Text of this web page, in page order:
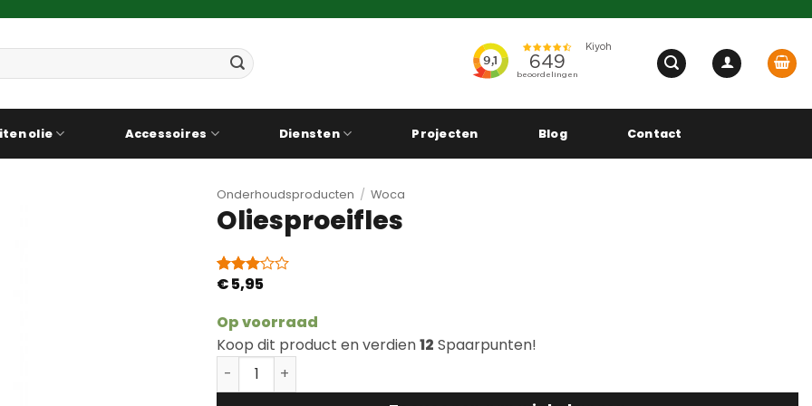
olie Accessoires Diensten Projecten Blog Contact
Onderhoudsproducten / Woca
Oliesproeifles
Gewaardeerd
op
1
klantbeoordeling
€5,95
Op voorraad
Koop dit product en verdien12 Spaarpunten!
Oliesproeifles aantal